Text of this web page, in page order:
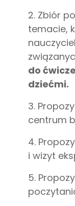
2. Zbiór
temacie,
do
dziećmi.
3.
centrum
4.
i wizyt
5.